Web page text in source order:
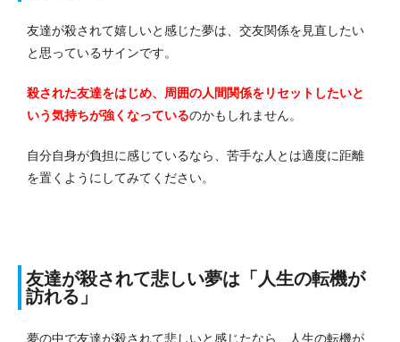
友達が殺されて嬉しいと感じた夢は、交友関係を見直したい
と思っているサインです。
殺された友達をはじめ、周囲の人間関係をリセットしたいと
いう気持ちが強くなっているのかもしれません。
自分自身が負担に感じているなら、苦手な人とは適度に距離
を置くようにしてみてください。
友達が殺されて悲しい夢は「人生の転機が
訪れる」
夢の中で友達が殺されて悲しいと感じたなら、人生の転機が